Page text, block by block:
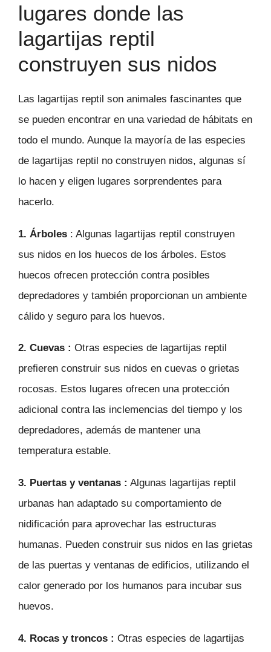
lugares donde las
lagartijas reptil
construyen sus nidos
Las lagartijas reptil son animales fascinantes que
se pueden encontrar en una variedad de hábitats en
todo el mundo. Aunque la mayoría de las especies
de lagartijas reptil no construyen nidos, algunas sí
lo hacen y eligen lugares sorprendentes para
hacerlo.
1. Árboles : Algunas lagartijas reptil construyen
sus nidos en los huecos de los árboles. Estos
huecos ofrecen protección contra posibles
depredadores y también proporcionan un ambiente
cálido y seguro para los huevos.
2. Cuevas : Otras especies de lagartijas reptil
prefieren construir sus nidos en cuevas o grietas
rocosas. Estos lugares ofrecen una protección
adicional contra las inclemencias del tiempo y los
depredadores, además de mantener una
temperatura estable.
3. Puertas y ventanas : Algunas lagartijas reptil
urbanas han adaptado su comportamiento de
nidificación para aprovechar las estructuras
humanas. Pueden construir sus nidos en las grietas
de las puertas y ventanas de edificios, utilizando el
calor generado por los humanos para incubar sus
huevos.
4. Rocas y troncos : Otras especies de lagartijas